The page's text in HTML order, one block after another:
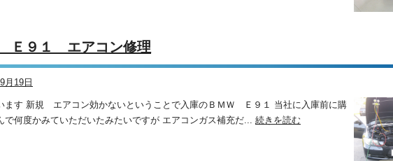
Ｅ９１ エアコン修理
月19日
ます 新規 エアコン効かないということで入庫のＢＭＷ Ｅ９１ 当社に入庫前に購
で何度かみていただいたみたいですが エアコンガス補充だ... 続きを読む